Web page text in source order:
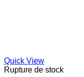
Quick View
Rupture de stock